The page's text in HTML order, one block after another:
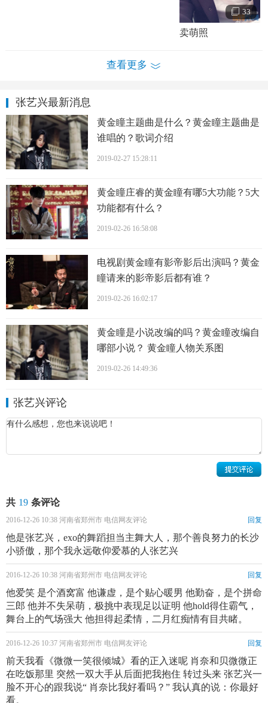
艺兴就到各大电视台参加大大小小的比赛。
：2010年12月，张艺兴以公开练习生身份参
与同公司组合SHINee日本一巡演唱会的舞蹈演出。
EXO-M中国成员身份正式出道；12月29日，参与SBS歌谣大
战S.M. The Performance特别舞台的录制。
2013年12月，EXO以圣诞特别专辑《12月的奇迹》回归。
张艺兴演唱会现场照 张艺兴个人资料简介
2014年5月23日，张艺兴在EXO首尔演唱会中公开自作曲
《I’m Lay》；6月起，以个人名义在中国国内进行活动，先后
主持《音乐风云榜》、《全球中文音乐榜上榜》，并参加录
本营》等综艺节目。
2015年2月11日主持CCTV网络春节联欢晚会；3月7日，在
且是第一位拥有个人原创曲收录进组合专辑的成员；5月13
日，加盟东方卫视励志体验真人秀节目《极限挑战》；9月17
歌；10月10日，EXO成为首个登上韩国巨蛋开唱的艺人团
体，而张艺兴也成为第一个登上韩国巨蛋的中国艺人；11月3
日，获得亚洲影响力东方盛典最具影响力全能艺人；11月6日
参演爱情喜剧片《前任2：备胎反击战》；11月15日，出席风
从东方来娱乐影响力盛典并获得年度音乐先锋人物奖项；12
电影《闭嘴！爱吧》。
2016年1月15日主演喜剧悬疑片《极限挑战》；4月9日，EXO
成员出席第十六届音乐风云榜年度盛典并献上表演，而张艺
兴凭借原创歌曲《一个人》获得年度最受欢迎电影歌曲及年
33
卖萌照
查看更多
张艺兴最新消息
黄金瞳主题曲是什么？黄金瞳主题曲是
谁唱的？歌词介绍
2019-02-27 15:28:11
黄金瞳庄睿的黄金瞳有哪5大功能？5大
功能都有什么？
2019-02-26 16:58:08
电视剧黄金瞳有影帝影后出演吗？黄金
瞳请来的影帝影后都有谁？
2019-02-26 16:02:17
黄金瞳是小说改编的吗？黄金瞳改编自
哪部小说？ 黄金瞳人物关系图
2019-02-26 14:49:36
张艺兴评论
共 19 条评论
2016-12-26 10:38 河南省郑州市 电信网友评论 回复
他是张艺兴，exo的舞蹈担当主舞大人，那个善良努力的长沙
小骄傲，那个我永远敬仰爱慕的人张艺兴
2016-12-26 10:38 河南省郑州市 电信网友评论 回复
他爱笑 是个酒窝富 他谦虚，是个贴心暖男 他勤奋，是个拼命
三郎 他并不失呆萌，极挑中表现足以证明 他hold得住霸气，
舞台上的气场强大 他担得起柔情，二月红痴情有目共睹。
2016-12-26 10:37 河南省郑州市 电信网友评论 回复
前天我看《微微一笑很倾城》看的正入迷呢 肖奈和贝微微正
在吃饭那里 突然一双大手从后面把我抱住 转过头来 张艺兴一
脸不开心的跟我说“ 肖奈比我好看吗？” 我认真的说：你最好
看。